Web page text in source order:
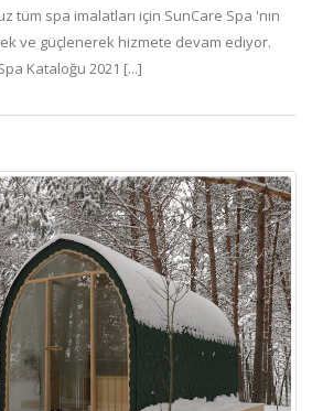
tüm spa imalatları için SunCare Spa 'nın
ve güçlenerek hizmete devam ediyor.
Kataloğu 2021 [...]